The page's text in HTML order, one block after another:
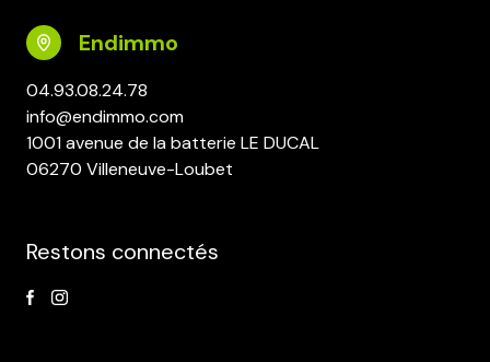
Endimmo
04.93.08.24.78
info@endimmo.com
1001 avenue de la batterie LE DUCAL
06270 Villeneuve-Loubet
Restons connectés